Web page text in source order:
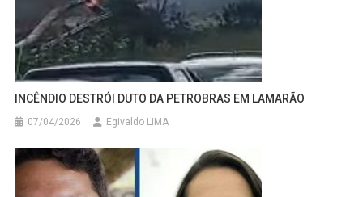
INCÊNDIO DESTRÓI DUTO DA PETROBRAS EM LAMARÃO
07/04/2026 Egivaldo LIMA